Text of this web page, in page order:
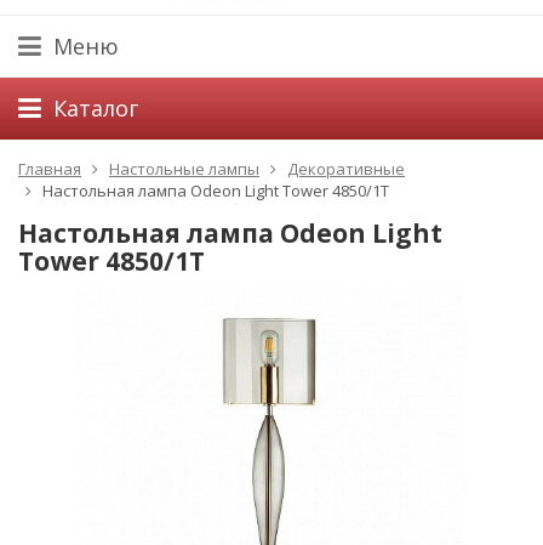
Меню
Каталог
Главная Настольные лампы
Декоративные
Настольная лампа Odeon Light Tower 4850/1T
Настольная лампа Odeon Light
Tower 4850/1T